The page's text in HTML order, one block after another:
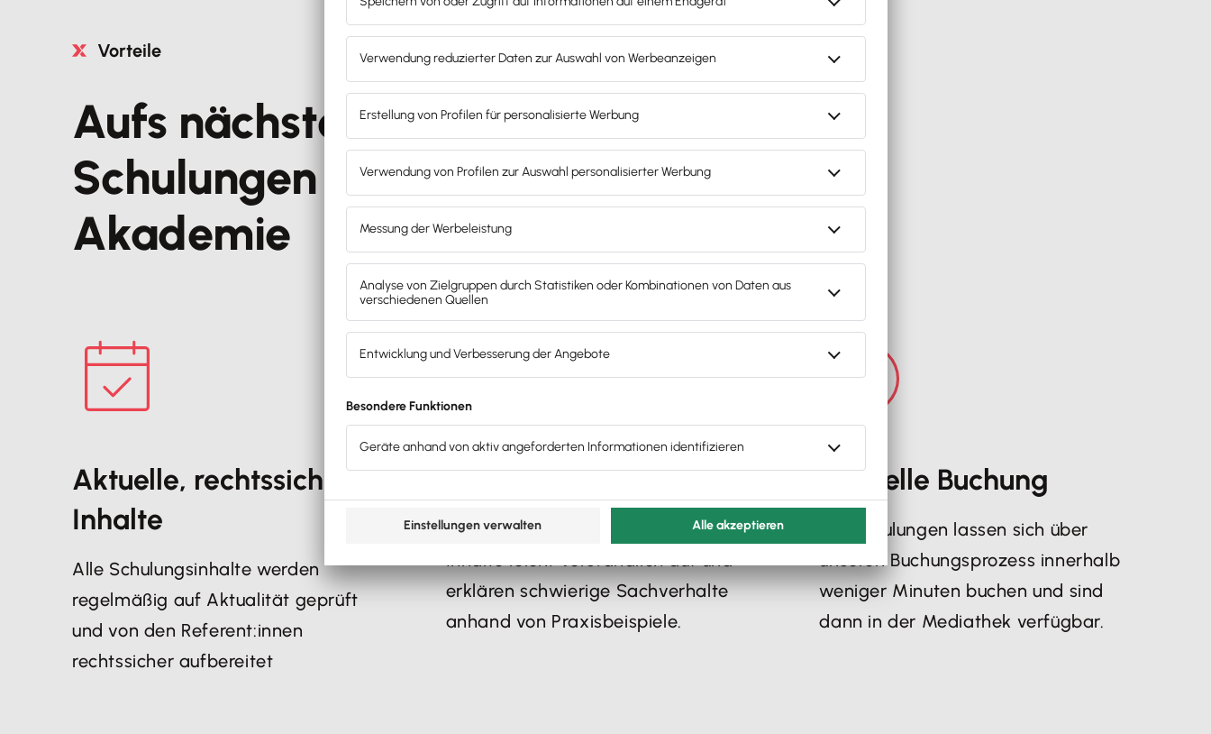
Vorteile
Aufs nächste Level mit den
Schulungen der Lexware
Akademie
Aktuelle, rechtssichere
Inhalte
Alle Schulungsinhalte werden
regelmäßig auf Aktualität geprüft
und von den Referent:innen
rechtssicher aufbereitet
Einfach erklärt
Unsere Referent:innen bereiten alle
erklären schwierige Sachverhalte
anhand von Praxisbeispiele.
Schnelle Buchung
Die Schulungen lassen sich über
unseren Buchungsprozess innerhalb
weniger Minuten buchen und sind
dann in der Mediathek verfügbar.